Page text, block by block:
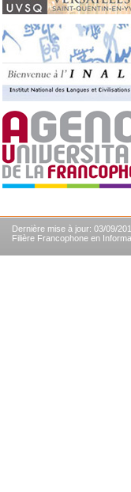
Dernière mise à jour: 03/09/
Filière Francophone en